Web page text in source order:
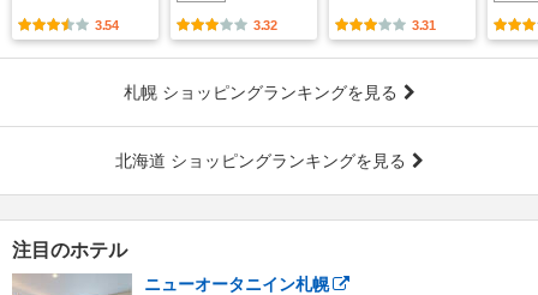
3.54 3.32 3.31
札幌 ショッピングランキングを見る
北海道 ショッピングランキングを見る
注目のホテル
ニューオータニイン札幌